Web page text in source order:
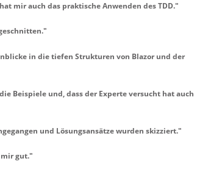
mir auch das praktische Anwenden des TDD."
"
in die tiefen Strukturen von Blazor und der
Beispiele und, dass der Experte versucht hat auch
und Lösungsansätze wurden skizziert."
mir gut."